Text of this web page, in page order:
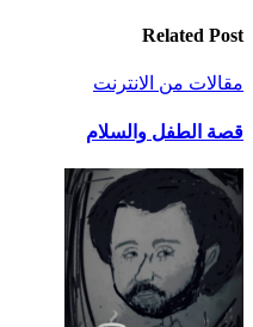
Related Post
مقالات من الانترنت
قصة الطفل والسلام